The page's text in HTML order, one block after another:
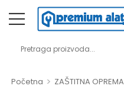
Početna > ZAŠTITNA OPREMA